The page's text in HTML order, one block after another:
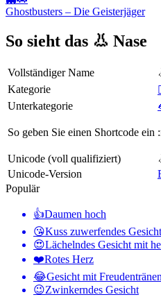
Ghostbusters – Die Geisterjäger
So sieht das 👃 Nase
Vollständiger Name
Kategorie
Unterkategorie
So geben Sie einen Shortcode ein
Unicode (voll qualifiziert)
Unicode-Version
Populär
👍Daumen hoch
😘Kuss zuwerfendes Gesicht
😍Lächelndes Gesicht mit
❤️Rotes Herz
😂Gesicht mit Freudentränen
😉Zwinkerndes Gesicht